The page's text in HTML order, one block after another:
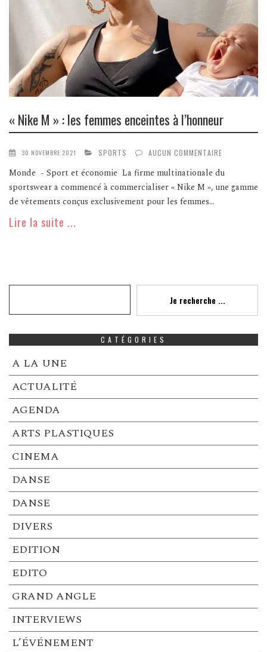
« Nike M » : les femmes enceintes à l’honneur
30 NOVEMBRE 2021 SPORTS AUCUN COMMENTAIRE
Monde - Sport et économie La firme multinationale du
sportswear a commencé à commercialiser « Nike M », une gamme
de vêtements conçus exclusivement pour les femmes...
Lire la suite ...
Je recherche ...
CATÉGORIES
A LA UNE
ACTUALITÉ
AGENDA
ARTS PLASTIQUES
CINEMA
DANSE
DANSE
DIVERS
EDITION
EDITO
GRAND ANGLE
INTERVIEWS
L’ÉVÉNEMENT